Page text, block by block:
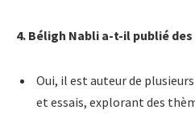
4. Béligh Nabli a-t-il publié des
Oui, il est auteur de
et essais, explorant des